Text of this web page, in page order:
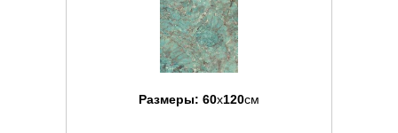
Размеры: 60x120см